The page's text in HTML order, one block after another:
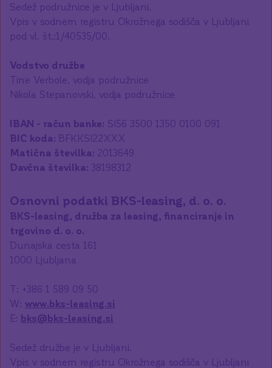
Sedež podružnice je v Ljubljani.
Vpis v sodnem registru Okrožnega sodišča v Ljubljani
Vodstvo družbe
Tine Verbole, vodja podružnice
Nikola Stepanovski, vodja podružnice
IBAN - račun banke:
BIC koda:
Matična številka:
Davčna številka:
Osnovni podatki BKS-leasing, d. o. o.
BKS-leasing, družba za leasing, financiranje in
trgovino d. o. o.
Dunajska cesta 161
1000 Ljubljana
T: +386 1 589 09 50
W: www.bks-leasing.si
E: bks@bks-leasing.si
Sedež družbe je v Ljubljani.
Vpis v sodnem registru Okrožnega sodišča v Ljubljani